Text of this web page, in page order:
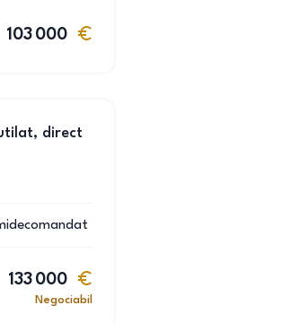
103 000
direct
133 000
Negociabil